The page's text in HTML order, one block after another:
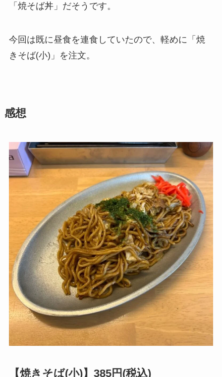
「 焼そば丼」だそうです。
今回は既に昼食を連食していたので、軽めに「焼
きそば(小)」を注文。
感想
【焼きそば(小)】385円(税込)